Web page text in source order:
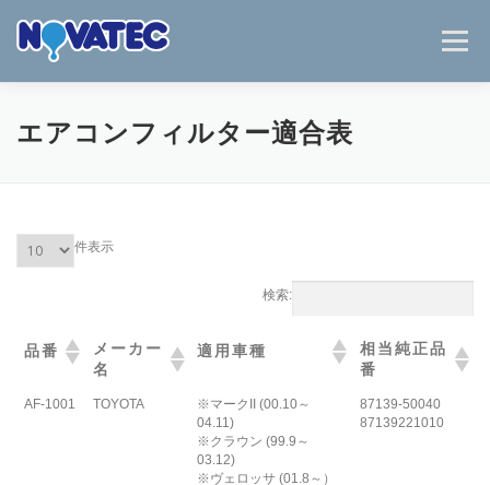
メニュー
HOME 事業紹介 ノバテックについて
エアコンフィルター適合表
件表示
検索:
品番
メーカー
名
適用車種
相当純正品
番
AF-1001 TOYOTA
※マークII (00.10～
04.11)
※クラウン (99.9～
03.12)
※ヴェロッサ (01.8～）
87139-50040
87139221010